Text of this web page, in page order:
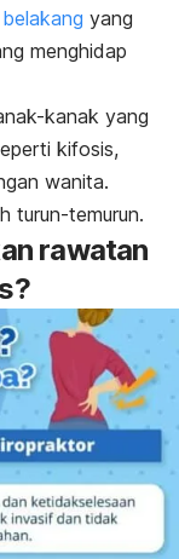
yang
menghidap
kanak yang
kifosis,
wanita.
turun-temurun.
rawatan